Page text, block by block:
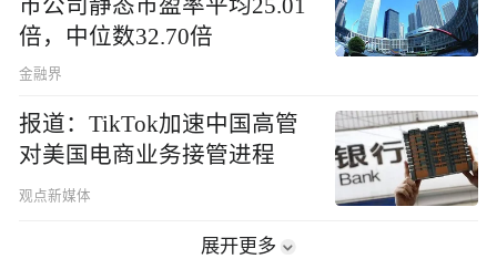
市公司静态市盈率平均25.01
倍，中位数32.70倍
金融界
报道：TikTok加速中国高管
对美国电商业务接管进程
观点新媒体
展开更多